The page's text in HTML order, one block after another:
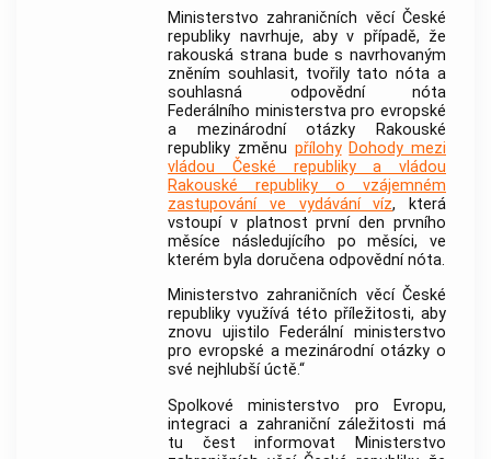
Ministerstvo zahraničních věcí České
republiky navrhuje, aby v případě, že
rakouská strana bude s navrhovaným
zněním souhlasit, tvořily tato nóta a
souhlasná odpovědní nóta
Federálního ministerstva pro evropské
a mezinárodní otázky Rakouské
republiky změnu přílohy Dohody mezi
vládou České republiky a vládou
Rakouské republiky o vzájemném
zastupování ve vydávání víz, která
vstoupí v platnost první den prvního
měsíce následujícího po měsíci, ve
kterém byla doručena odpovědní nóta.
Ministerstvo zahraničních věcí České
republiky využívá této příležitosti, aby
znovu ujistilo Federální ministerstvo
pro evropské a mezinárodní otázky o
své nejhlubší úctě.“
Spolkové ministerstvo pro Evropu,
integraci a zahraniční záležitosti má
tu čest informovat Ministerstvo